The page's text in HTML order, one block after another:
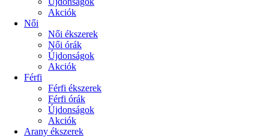
Akciók
Női
Női ékszerek
Női órák
Újdonságok
Akciók
Férfi
Férfi ékszerek
Férfi órák
Újdonságok
Akciók
Arany ékszerek